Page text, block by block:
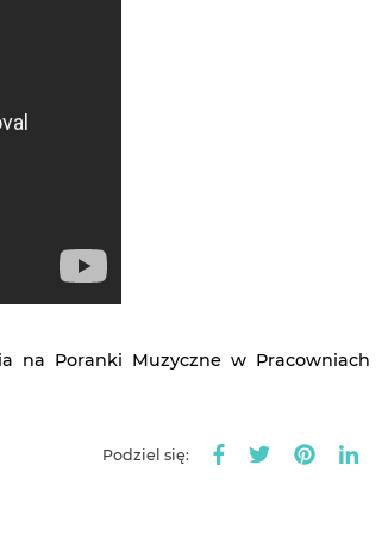
na Poranki Muzyczne w Pracowniach
Podziel się: